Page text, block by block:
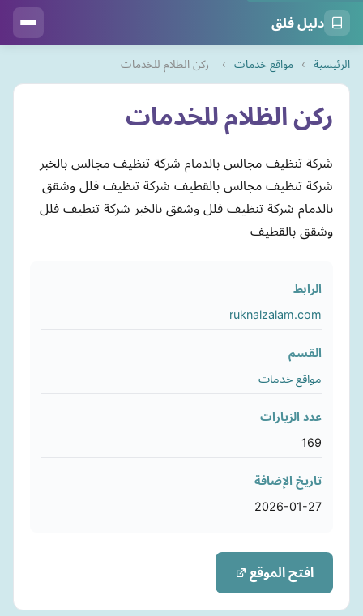
دليل فلق
الرئيسية › مواقع خدمات › ركن الظلام للخدمات
ركن الظلام للخدمات
شركة تنظيف مجالس بالدمام شركة تنظيف مجالس بالخبر
شركة تنظيف مجالس بالقطيف شركة تنظيف فلل وشقق
بالدمام شركة تنظيف فلل وشقق بالخبر شركة تنظيف فلل
وشقق بالقطيف
الرابط
ruknalzalam.com
القسم
مواقع خدمات
عدد الزيارات
169
تاريخ الإضافة
2026-01-27
افتح الموقع